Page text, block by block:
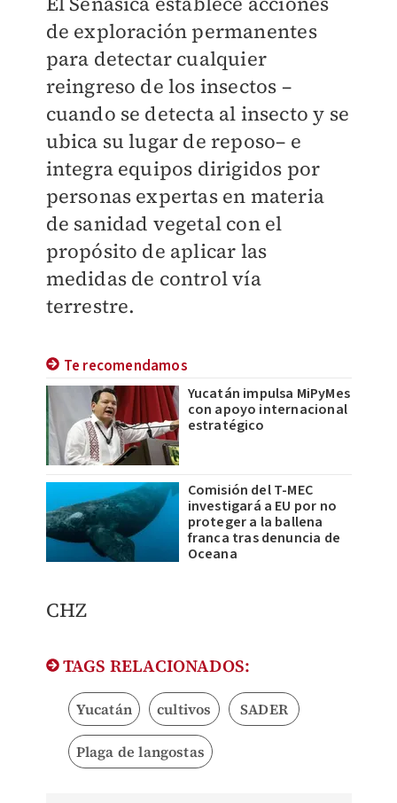
de exploración permanentes
para detectar cualquier
reingreso de los insectos –
cuando se detecta al insecto y se
ubica su lugar de reposo– e
integra equipos dirigidos por
personas expertas en materia
de sanidad vegetal con el
propósito de aplicar las
medidas de control vía
terrestre.
Te recomendamos
Yucatán impulsa MiPyMes
con apoyo internacional
estratégico
Comisión del T-MEC
investigará a EU por no
proteger a la ballena
franca tras denuncia de
Oceana
CHZ
TAGS RELACIONADOS:
Yucatán cultivos SADER
Plaga de langostas